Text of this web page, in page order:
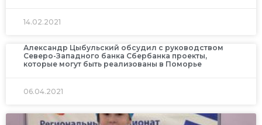
14.02.2021
Александр Цыбульский обсудил с руководством
Северо-Западного банка Сбербанка проекты,
которые могут быть реализованы в Поморье
06.04.2021